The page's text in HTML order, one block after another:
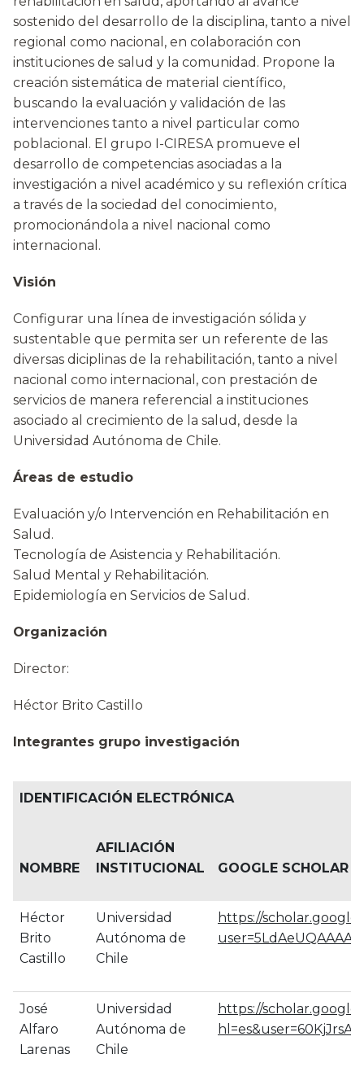
sostenido del desarrollo de la disciplina, tanto a nivel
regional como nacional, en colaboración con
instituciones de salud y la comunidad. Propone la
creación sistemática de material científico,
buscando la evaluación y validación de las
intervenciones tanto a nivel particular como
poblacional. El grupo I-CIRESA promueve el
desarrollo de competencias asociadas a la
investigación a nivel académico y su reflexión crítica
a través de la sociedad del conocimiento,
promocionándola a nivel nacional como
internacional.
Visión
Configurar una línea de investigación sólida y
sustentable que permita ser un referente de las
diversas diciplinas de la rehabilitación, tanto a nivel
nacional como internacional, con prestación de
servicios de manera referencial a instituciones
asociado al crecimiento de la salud, desde la
Universidad Autónoma de Chile.
Áreas de estudio
Evaluación y/o Intervención en Rehabilitación en
Salud.
Tecnología de Asistencia y Rehabilitación.
Salud Mental y Rehabilitación.
Epidemiología en Servicios de Salud.
Organización
Director:
Héctor Brito Castillo
Integrantes grupo investigación
IDENTIFICACIÓN ELECTRÓNICA
NOMBRE
AFILIACIÓN
INSTITUCIONAL
GOOGLE SCHOLAR
Héctor
Brito
Castillo
Universidad
Autónoma de
Chile
https://
José
Alfaro
Larenas
Universidad
Autónoma de
Chile
https://